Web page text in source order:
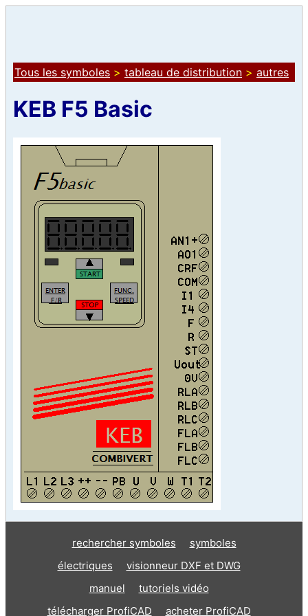
Tous les symboles > tableau de distribution > autres
KEB F5 Basic
rechercher symboles
symboles
électriques
visionneur DXF et DWG
manuel
tutoriels vidéo
télécharger ProfiCAD
acheter ProfiCAD